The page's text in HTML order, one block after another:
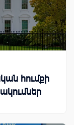
հումքի